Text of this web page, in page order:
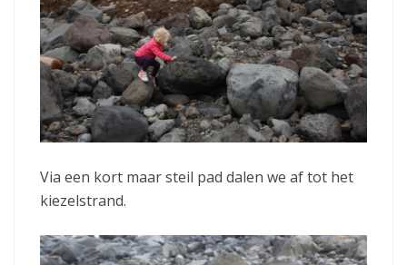
Via een kort maar steil pad dalen we af tot het
kiezelstrand.